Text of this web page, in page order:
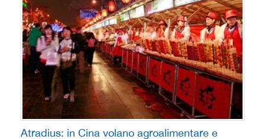
Atradius: in Cina volano agroalimentare e